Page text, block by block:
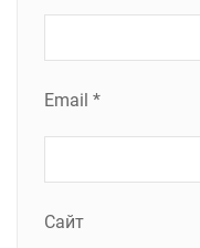
Email *
Сайт